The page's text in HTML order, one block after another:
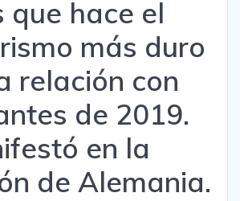
que hace el
más duro
relación con
de 2019.
en la
de Alemania.